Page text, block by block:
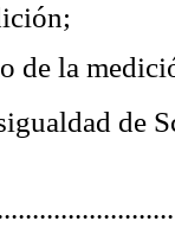
de la
de